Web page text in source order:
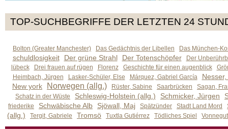
TOP-SUCHBEGRIFFE DER LETZTEN 24
Bolton (Greater Manchester) Das Gedächtnis der Libellen Das München-
schuldlosigkeit Der grüne Strahl Der Totenschöpfer
Der
lübeck
Drei frauen auf rügen Florenz Geschichte für einen augenblick
Heimbach, Jürgen
Lasker-Schüler, Else Márquez, Gabriel García
New york
Norwegen (allg.) Rüster, Sabine Saarbrücken
Sagan,
Schatz in der Wüste
Schleswig-Holstein (allg.) Schmicker, Jürgen
friederike Schwäbische Alb Sjöwall, Maj Spätzünder Stadt Land Mord
(allg.) Tergit, Gabriele Tromsö Tuxtla Gutiérrez Tödliches Spiel